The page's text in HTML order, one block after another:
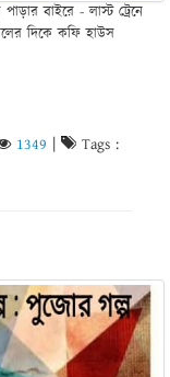
বাইরে - লাস্ট ট্রেনে
দিকে কফি হাউস
1349 | Tags :